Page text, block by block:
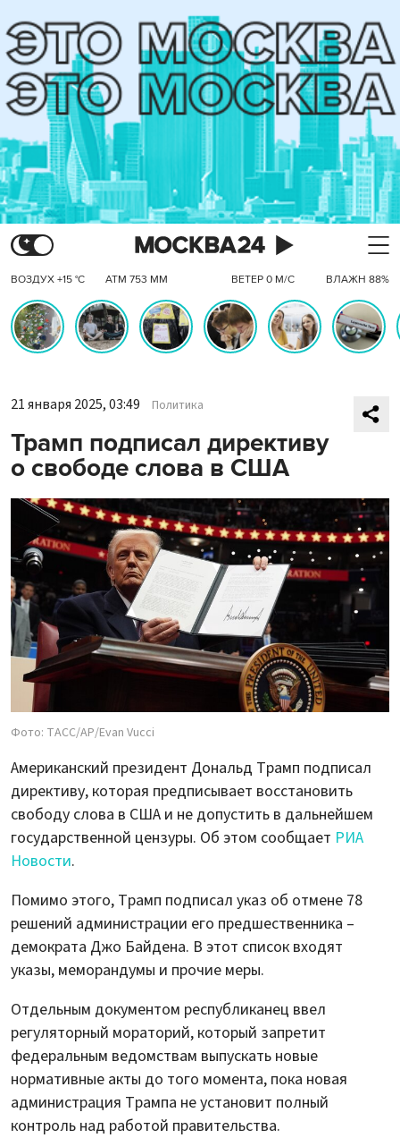
ВОЗДУХ +15 °C АТМ 753 ММ ВЕТЕР 0 М/С ВЛАЖН 88%
21 января 2025, 03:49 Политика
Трамп подписал директиву
о свободе слова в США
Фото: ТАСС/AP/Evan Vucci
Американский президент Дональд Трамп подписал
директиву, которая предписывает восстановить
свободу слова в США и не допустить в дальнейшем
государственной цензуры. Об этом сообщает РИА
Новости.
Помимо этого, Трамп подписал указ об отмене 78
решений администрации его предшественника –
демократа Джо Байдена. В этот список входят
указы, меморандумы и прочие меры.
Отдельным документом республиканец ввел
регуляторный мораторий, который запретит
федеральным ведомствам выпускать новые
нормативные акты до того момента, пока новая
администрация Трампа не установит полный
контроль над работой правительства.